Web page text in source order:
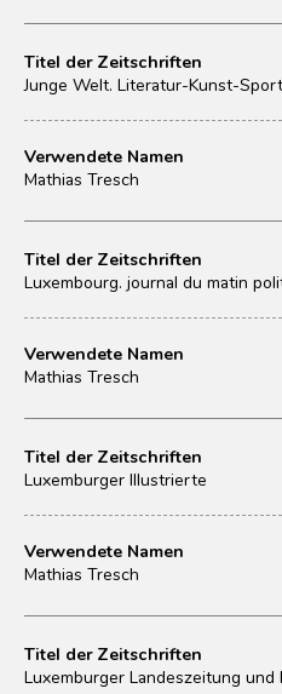
Titel der Zeitschriften
Junge Welt. Literatur-Kunst-
Verwendete Namen
Mathias Tresch
Titel der Zeitschriften
Luxembourg. journal du matin
Verwendete Namen
Mathias Tresch
Titel der Zeitschriften
Luxemburger Illustrierte
Verwendete Namen
Mathias Tresch
Titel der Zeitschriften
Luxemburger Landeszeitung und